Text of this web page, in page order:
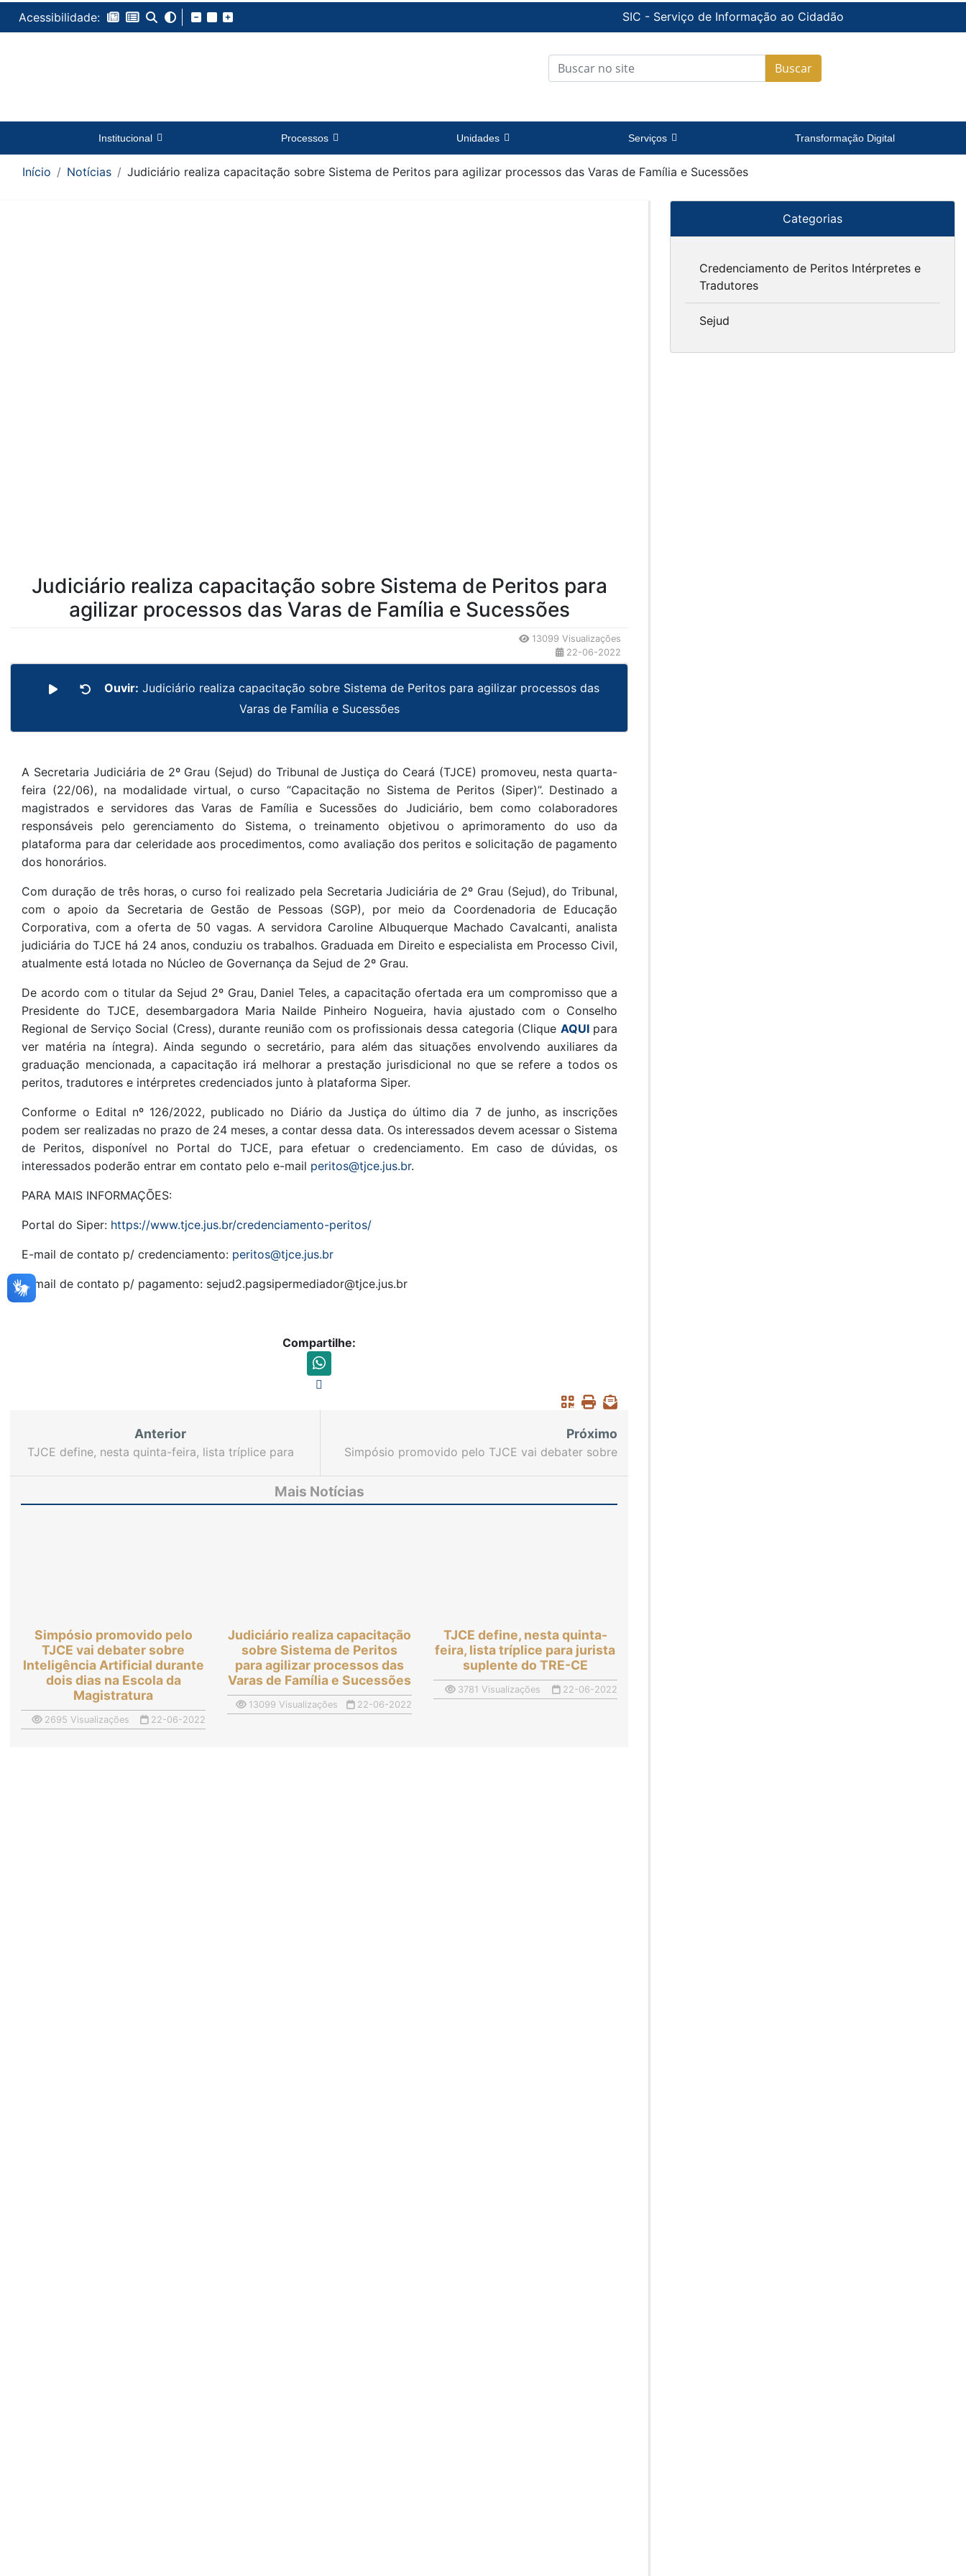
Acessibilidade: SIC - Serviço de Informação ao Cidadão
Buscar
Institucional Processos Unidades Serviços Transformação Digital
Início Notícias Judiciário realiza capacitação sobre Sistema de Peritos para agilizar processos das Varas de Família e Sucessões
Judiciário realiza capacitação sobre Sistema de Peritos para
agilizar processos das Varas de Família e Sucessões
13099 Visualizações
22-06-2022
Ouvir: Judiciário realiza capacitação sobre Sistema de Peritos para agilizar processos das
Varas de Família e Sucessões
A Secretaria Judiciária de 2º Grau (Sejud) do Tribunal de Justiça do Ceará (TJCE) promoveu, nesta quarta-
feira (22/06), na modalidade virtual, o curso “Capacitação no Sistema de Peritos (Siper)”. Destinado a
magistrados e servidores das Varas de Família e Sucessões do Judiciário, bem como colaboradores
responsáveis pelo gerenciamento do Sistema, o treinamento objetivou o aprimoramento do uso da
plataforma para dar celeridade aos procedimentos, como avaliação dos peritos e solicitação de pagamento
dos honorários.
Com duração de três horas, o curso foi realizado pela Secretaria Judiciária de 2º Grau (Sejud), do Tribunal,
com o apoio da Secretaria de Gestão de Pessoas (SGP), por meio da Coordenadoria de Educação
Corporativa, com a oferta de 50 vagas. A servidora Caroline Albuquerque Machado Cavalcanti, analista
judiciária do TJCE há 24 anos, conduziu os trabalhos. Graduada em Direito e especialista em Processo Civil,
atualmente está lotada no Núcleo de Governança da Sejud de 2º Grau.
De acordo com o titular da Sejud 2º Grau, Daniel Teles, a capacitação ofertada era um compromisso que a
Presidente do TJCE, desembargadora Maria Nailde Pinheiro Nogueira, havia ajustado com o Conselho
Regional de Serviço Social (Cress), durante reunião com os profissionais dessa categoria (Clique AQUIpara
ver matéria na íntegra). Ainda segundo o secretário, para além das situações envolvendo auxiliares da
graduação mencionada, a capacitação irá melhorar a prestação jurisdicional no que se refere a todos os
peritos, tradutores e intérpretes credenciados junto à plataforma Siper.
Conforme o Edital nº 126/2022, publicado no Diário da Justiça do último dia 7 de junho, as inscrições
podem ser realizadas no prazo de 24 meses, a contar dessa data. Os interessados devem acessar o Sistema
de Peritos, disponível no Portal do TJCE, para efetuar o credenciamento. Em caso de dúvidas, os
interessados poderão entrar em contato pelo e-mail peritos@tjce.jus.br.
PARA MAIS INFORMAÇÕES:
Portal do Siper: https://www.tjce.jus.br/credenciamento-peritos/
E-mail de contato p/ credenciamento: peritos@tjce.jus.br
E-mail de contato p/ pagamento: sejud2.pagsipermediador@tjce.jus.br
Compartilhe:
Anterior
TJCE define, nesta quinta-feira, lista tríplice para
Próximo
Simpósio promovido pelo TJCE vai debater sobre
Mais Notícias
Simpósio promovido pelo
TJCE vai debater sobre
Inteligência Artificial durante
dois dias na Escola da
Magistratura
2695 Visualizações 22-06-2022
Judiciário realiza capacitação
sobre Sistema de Peritos
para agilizar processos das
Varas de Família e Sucessões
13099 Visualizações 22-06-2022
TJCE define, nesta quinta-
feira, lista tríplice para jurista
suplente do TRE-CE
3781 Visualizações 22-06-2022
Categorias
Credenciamento de Peritos Intérpretes e
Tradutores
Sejud